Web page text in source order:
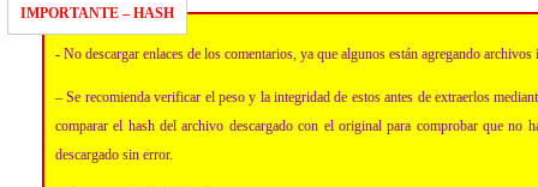
IMPORTANTE – HASH
- No descargar enlaces de los comentarios, ya que algunos están agregando
– Se recomienda verificar el peso y la integridad de estos antes de extraerlos
comparar el hash del archivo descargado con el original para comprobar que no
descargado sin error.